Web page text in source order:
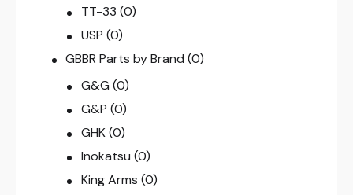
TT-33 (0)
USP (0)
GBBR Parts by Brand (0)
G&G (0)
G&P (0)
GHK (0)
Inokatsu (0)
King Arms (0)